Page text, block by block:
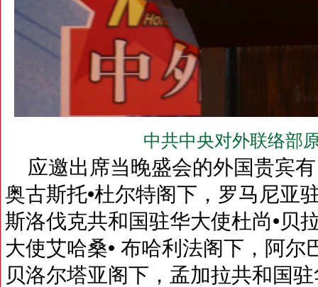
中共中央对外联络部
应邀出席当晚盛会的外国贵宾
奥古斯托•杜尔特阁下，罗马尼亚
斯洛伐克共和国驻华大使杜尚•贝
大使艾哈桑• 布哈利法阁下，阿尔
贝洛尔塔亚阁下，孟加拉共和国